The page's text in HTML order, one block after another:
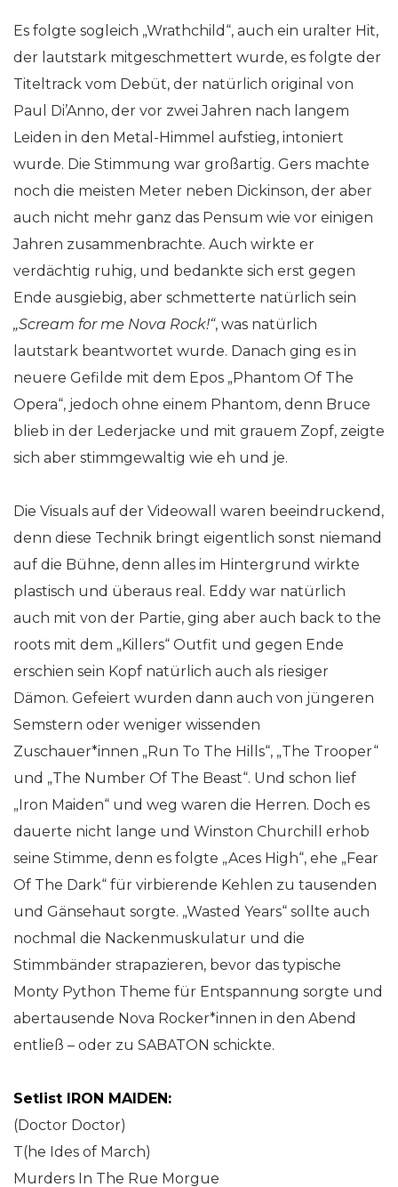
Es folgte sogleich „Wrathchild“, auch ein uralter Hit,
der lautstark mitgeschmettert wurde, es folgte der
Titeltrack vom Debüt, der natürlich original von
Paul Di’Anno, der vor zwei Jahren nach langem
Leiden in den Metal-Himmel aufstieg, intoniert
wurde. Die Stimmung war großartig. Gers machte
noch die meisten Meter neben Dickinson, der aber
auch nicht mehr ganz das Pensum wie vor einigen
Jahren zusammenbrachte. Auch wirkte er
verdächtig ruhig, und bedankte sich erst gegen
Ende ausgiebig, aber schmetterte natürlich sein
„Scream for me Nova Rock!“, was natürlich
lautstark beantwortet wurde. Danach ging es in
neuere Gefilde mit dem Epos „Phantom Of The
Opera“, jedoch ohne einem Phantom, denn Bruce
blieb in der Lederjacke und mit grauem Zopf, zeigte
sich aber stimmgewaltig wie eh und je.
Die Visuals auf der Videowall waren beeindruckend,
denn diese Technik bringt eigentlich sonst niemand
auf die Bühne, denn alles im Hintergrund wirkte
plastisch und überaus real. Eddy war natürlich
auch mit von der Partie, ging aber auch back to the
roots mit dem „Killers“ Outfit und gegen Ende
erschien sein Kopf natürlich auch als riesiger
Dämon. Gefeiert wurden dann auch von jüngeren
Semstern oder weniger wissenden
Zuschauer*innen „Run To The Hills“, „The Trooper“
und „The Number Of The Beast“. Und schon lief
„Iron Maiden“ und weg waren die Herren. Doch es
dauerte nicht lange und Winston Churchill erhob
seine Stimme, denn es folgte „Aces High“, ehe „Fear
Of The Dark“ für virbierende Kehlen zu tausenden
und Gänsehaut sorgte. „Wasted Years“ sollte auch
nochmal die Nackenmuskulatur und die
Stimmbänder strapazieren, bevor das typische
Monty Python Theme für Entspannung sorgte und
abertausende Nova Rocker*innen in den Abend
entließ – oder zu SABATON schickte.
Setlist IRON MAIDEN:
(Doctor Doctor)
T(he Ides of March)
Murders In The Rue Morgue